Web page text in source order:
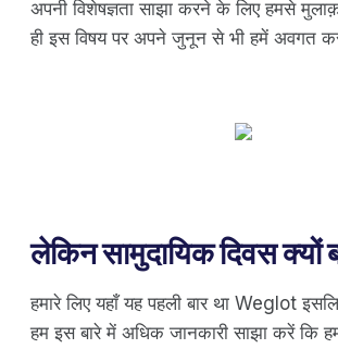
अपनी विशेषज्ञता साझा करने के लिए हमसे
ही इस विषय पर अपने जुनून से भी हमें अवगत
लेकिन सामुदायिक दिवस क्यों
हमारे लिए यहाँ यह पहली बार था Weglot
हम इस बारे में अधिक जानकारी साझा करें कि